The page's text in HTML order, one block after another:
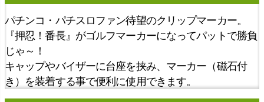
パチンコ・パチスロファン待望のクリップマーカー。
『押忍！番長』がゴルフマーカーになってパットで勝負
じゃ～！
キャップやバイザーに台座を挟み、マーカー（磁石付
き）を装着する事で便利に使用できます。